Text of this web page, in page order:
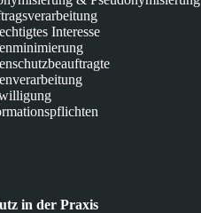
Interesse
in der Praxis